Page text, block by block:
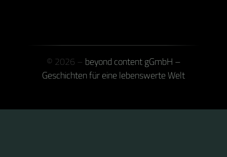
© 2026 – beyond content gGmbH –
Geschichten für eine lebenswerte Welt